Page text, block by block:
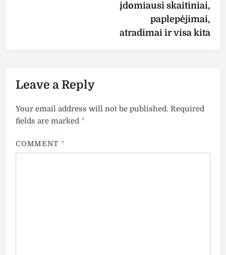
įdomiausi skaitiniai,
paplepėjimai,
atradimai ir visa kita
Leave a Reply
Your email address will not be published. Required
fields are marked *
COMMENT *